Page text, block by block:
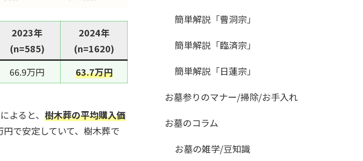
2023年
(n=585)
2024年
(n=1620)
66.9万円 63.7万円
よると、 樹木葬の平均購入価
で安定していて、樹木葬で
簡単解説「曹洞宗」
簡単解説「臨済宗」
簡単解説「日蓮宗」
お墓参りのマナー/掃除/お手入れ
お墓のコラム
お墓の雑学/豆知識